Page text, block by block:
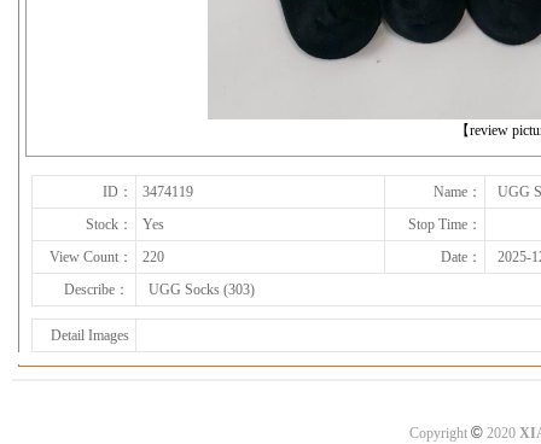
【review
ID： 3474119 Name：
UGG
Stock：
Yes
Stop Time：
View Count：
220 Date：
2025-
Describe：
UGG Socks (303)
Detail Images
Copyright ©2020